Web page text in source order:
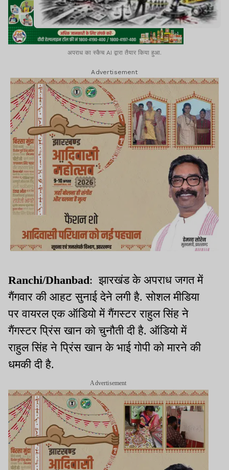
अपराध का स्कैच AI द्वारा तैयार किया हुआ.
Advertisement
Ranchi/Dhanbad: झारखंड के अपराध जगत में
गैंगवार की आहट सुनाई देने लगी है. सोशल मीडिया
पर वायरल एक ऑडियो में गैंगस्टर राहुल सिंह ने
गैंगस्टर प्रिंस खान को चुनौती दी है. ऑडियो में
राहुल सिंह ने प्रिंस खान के भाई गोपी को मारने की
धमकी दी है.
Advertisement